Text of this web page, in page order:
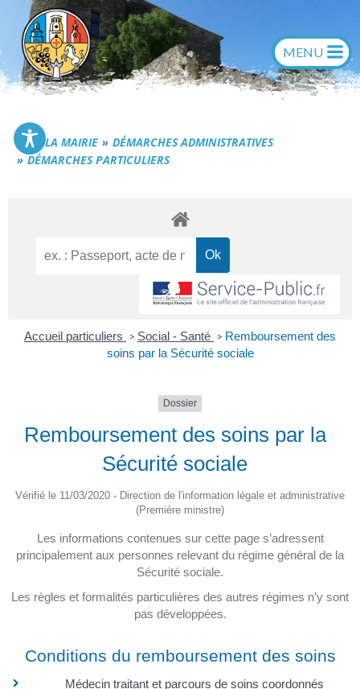
contenu
Commune de Générac
LA MAIRIE
DÉMARCHES ADMINISTRATIVES
DÉMARCHES PARTICULIERS
Accueil particuliers > Social - Santé > Remboursement des
soins par la Sécurité sociale
Dossier
Remboursement des soins par la
Sécurité sociale
Vérifié le 11/03/2020 - Direction de l'information légale et administrative
(Première ministre)
Les informations contenues sur cette page s’adressent
principalement aux personnes relevant du régime général de la
Sécurité sociale.
Les règles et formalités particulières des autres régimes n’y sont
pas développées.
Conditions du remboursement des soins
Médecin traitant et parcours de soins coordonnés